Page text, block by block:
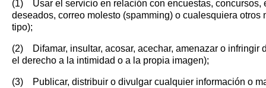
(1) Usar el servicio en relación con encuestas, concursos,
deseados, correo molesto (spamming) o cualesquiera
tipo);
(2) Difamar, insultar, acosar, acechar, amenazar o infringir
el derecho a la intimidad o a la propia imagen);
(3) Publicar, distribuir o divulgar cualquier información o